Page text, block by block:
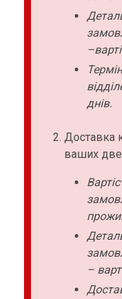
днів.
Доставка
ваших
–